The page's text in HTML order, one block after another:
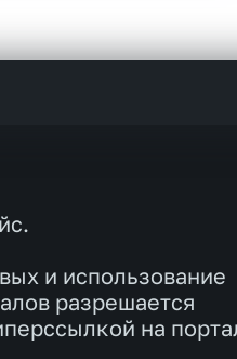
и использование
разрешается
на